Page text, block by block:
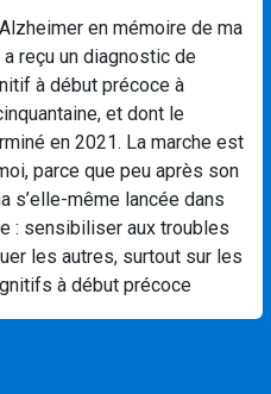
en mémoire de ma
reçu un diagnostic de
à début précoce à
et dont le
en 2021. La marche est
parce que peu après son
s’elle-même lancée dans
: sensibiliser aux troubles
les autres, surtout sur les
à début précoce